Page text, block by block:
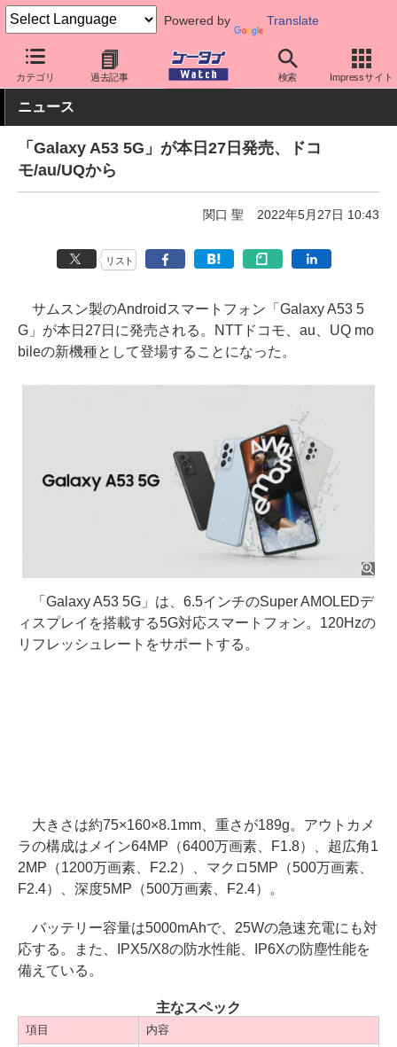
Powered by Translate
カテゴリ 過去記事 検索 Impressサイト
ケータイ Watch OS Android Galaxy
ニュース
「Galaxy A53 5G」が本日27日発売、ドコ
モ/au/UQから
関口 聖 2022年5月27日 10:43
リスト
サムスン製のAndroidスマートフォン「Galaxy A53 5
G」が本日27日に発売される。NTTドコモ、au、UQ mo
bileの新機種として登場することになった。
「Galaxy A53 5G」は、6.5インチのSuper AMOLEDデ
ィスプレイを搭載する5G対応スマートフォン。120Hzの
リフレッシュレートをサポートする。
大きさは約75×160×8.1mm、重さが189g。アウトカメ
ラの構成はメイン64MP（6400万画素、F1.8）、超広角1
2MP（1200万画素、F2.2）、マクロ5MP（500万画素、
F2.4）、深度5MP（500万画素、F2.4）。
バッテリー容量は5000mAhで、25Wの急速充電にも対
応する。また、IPX5/X8の防水性能、IP6Xの防塵性能を
備えている。
主なスペック
項目 内容